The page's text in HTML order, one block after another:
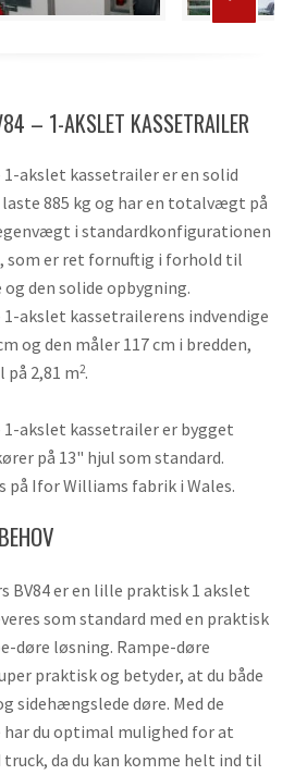
– 1-AKSLET KASSETRAILER
1-akslet kassetrailer er en solid
laste 885 kg og har en totalvægt på
i standardkonfigurationen
som er ret fornuftig i forhold til
den solide opbygning.
1-akslet kassetrailerens indvendige
og den måler 117 cm i bredden,
2,81 m2.
1-akslet kassetrailer er bygget
på 13" hjul som standard.
på Ifor Williams fabrik i Wales.
BV84 er en lille praktisk 1 akslet
som standard med en praktisk
døre løsning. Rampe-døre
praktisk og betyder, at du både
sidehængslede døre. Med de
du optimal mulighed for at
da du kan komme helt ind til